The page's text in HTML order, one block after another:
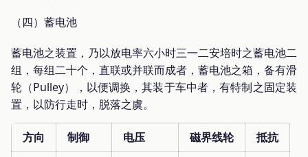
（四）蓄电池
蓄电池之装置，乃以放电率六小时三一二安培时之蓄电池二
组，每组二十个，直联或并联而成者，蓄电池之箱，备有滑
轮（Pulley），以便调换，其装于车中者，有特制之固定装
置，以防行走时，脱落之虞。
方向 制御 电压 磁界线轮
抵抗